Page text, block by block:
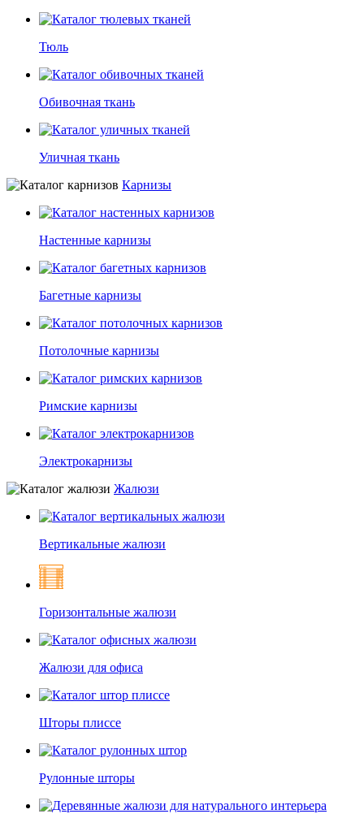
Тюль
Обивочная ткань
Уличная ткань
Карнизы
Настенные карнизы
Багетные карнизы
Потолочные карнизы
Римские карнизы
Электрокарнизы
Жалюзи
Вертикальные жалюзи
Горизонтальные жалюзи
Жалюзи для офиса
Шторы плиссе
Рулонные шторы